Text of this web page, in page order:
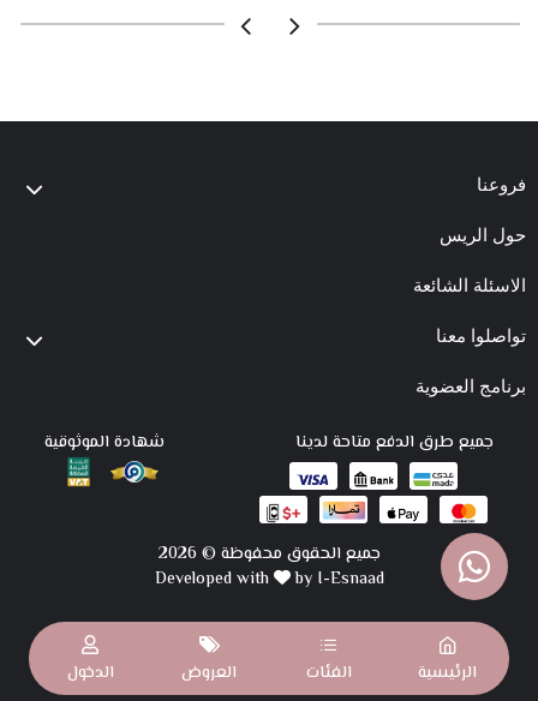
فروعنا
حول الريس
الاسئلة الشائعة
تواصلوا معنا
برنامج العضوية
جميع طرق الدفع متاحة لدينا شهادة الموثوقية
جميع الحقوق محفوظة © 2026
Developed with
by I-Esnaad
الرئيسية الفئات العروض الدخول